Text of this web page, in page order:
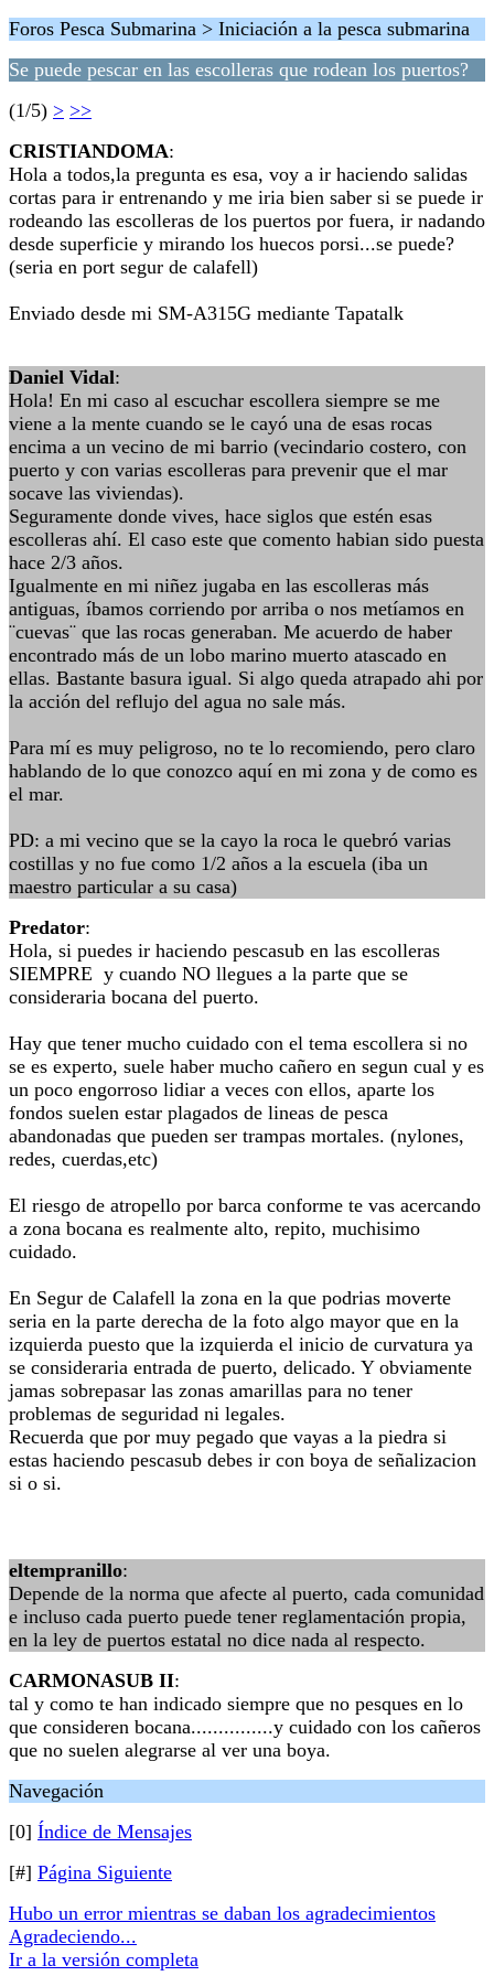
Foros Pesca Submarina > Iniciación a la pesca submarina
Se puede pescar en las escolleras que rodean los puertos?
(1/5) > >>
CRISTIANDOMA:
Hola a todos,la pregunta es esa, voy a ir haciendo salidas
cortas para ir entrenando y me iria bien saber si se puede ir
rodeando las escolleras de los puertos por fuera, ir nadando
desde superficie y mirando los huecos porsi...se puede?
(seria en port segur de calafell)
Enviado desde mi SM-A315G mediante Tapatalk
Daniel Vidal:
Hola! En mi caso al escuchar escollera siempre se me
viene a la mente cuando se le cayó una de esas rocas
encima a un vecino de mi barrio (vecindario costero, con
puerto y con varias escolleras para prevenir que el mar
socave las viviendas).
Seguramente donde vives, hace siglos que estén esas
escolleras ahí. El caso este que comento habian sido puesta
hace 2/3 años.
Igualmente en mi niñez jugaba en las escolleras más
antiguas, íbamos corriendo por arriba o nos metíamos en
¨cuevas¨ que las rocas generaban. Me acuerdo de haber
encontrado más de un lobo marino muerto atascado en
ellas. Bastante basura igual. Si algo queda atrapado ahi por
la acción del reflujo del agua no sale más.
Para mí es muy peligroso, no te lo recomiendo, pero claro
hablando de lo que conozco aquí en mi zona y de como es
el mar.
PD: a mi vecino que se la cayo la roca le quebró varias
costillas y no fue como 1/2 años a la escuela (iba un
maestro particular a su casa)
Predator:
Hola, si puedes ir haciendo pescasub en las escolleras
SIEMPRE y cuando NO llegues a la parte que se
consideraria bocana del puerto.
Hay que tener mucho cuidado con el tema escollera si no
se es experto, suele haber mucho cañero en segun cual y es
un poco engorroso lidiar a veces con ellos, aparte los
fondos suelen estar plagados de lineas de pesca
abandonadas que pueden ser trampas mortales. (nylones,
redes, cuerdas,etc)
El riesgo de atropello por barca conforme te vas acercando
a zona bocana es realmente alto, repito, muchisimo
cuidado.
En Segur de Calafell la zona en la que podrias moverte
seria en la parte derecha de la foto algo mayor que en la
izquierda puesto que la izquierda el inicio de curvatura ya
se consideraria entrada de puerto, delicado. Y obviamente
jamas sobrepasar las zonas amarillas para no tener
problemas de seguridad ni legales.
Recuerda que por muy pegado que vayas a la piedra si
estas haciendo pescasub debes ir con boya de señalizacion
si o si.
eltempranillo:
Depende de la norma que afecte al puerto, cada comunidad
e incluso cada puerto puede tener reglamentación propia,
en la ley de puertos estatal no dice nada al respecto.
CARMONASUB II:
tal y como te han indicado siempre que no pesques en lo
que consideren bocana...............y cuidado con los cañeros
que no suelen alegrarse al ver una boya.
Navegación
[0] Índice de Mensajes
[#] Página Siguiente
Hubo un error mientras se daban los agradecimientos
Agradeciendo...
Ir a la versión completa